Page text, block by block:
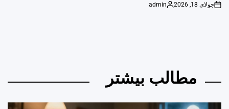
on
جولای 18, 2026
Posted
admin
مطالب بیشتر